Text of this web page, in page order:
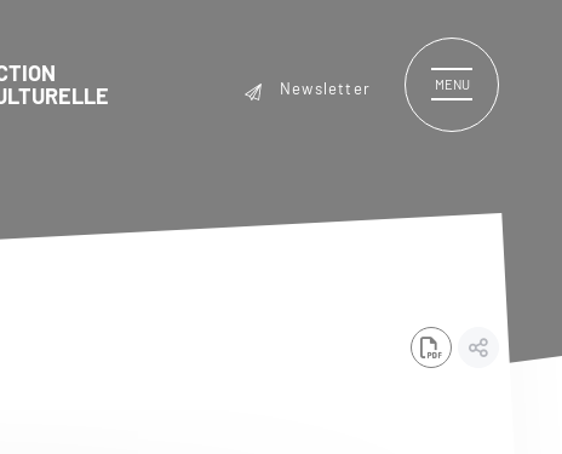
Newsletter MENU